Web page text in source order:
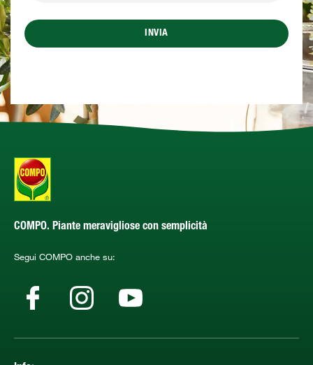
INVIA
COMPO. Piante meravigliose con semplicità
Segui COMPO anche su: